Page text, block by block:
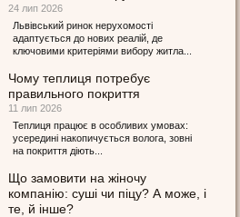
24 лип 2026
Львівський ринок нерухомості
адаптується до нових реалій, де
ключовими критеріями вибору житла...
Чому теплиця потребує
правильного покриття
11 лип 2026
Теплиця працює в особливих умовах:
усередині накопичується волога, зовні
на покриття діють...
Що замовити на жіночу
компанію: суші чи піцу? А може, і
те, й інше?